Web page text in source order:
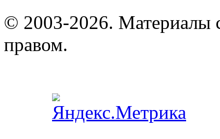
© 2003-2026. Материалы
правом.